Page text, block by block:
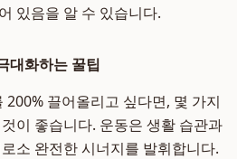
있음을 알 수 있습니다.
대화하는 꿀팁
끌어올리고 싶다면, 몇 가지
이 좋습니다. 운동은 생활 습관과
소 완전한 시너지를 발휘합니다.